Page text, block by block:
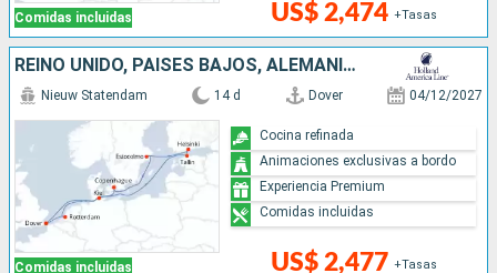
Comidas incluidas US$ 2,474 +Tasas
REINO UNIDO, PAISES BAJOS, ALEMANIA, ESTONIA, FINLANDIA, SUECIA, DINAMARCA
Comidas incluidas
Nieuw Statendam 14 d Dover 04/12/2027
US$ 2,477 +Tasas
Cocina refinada
Animaciones exclusivas a bordo
Experiencia Premium
Comidas incluidas